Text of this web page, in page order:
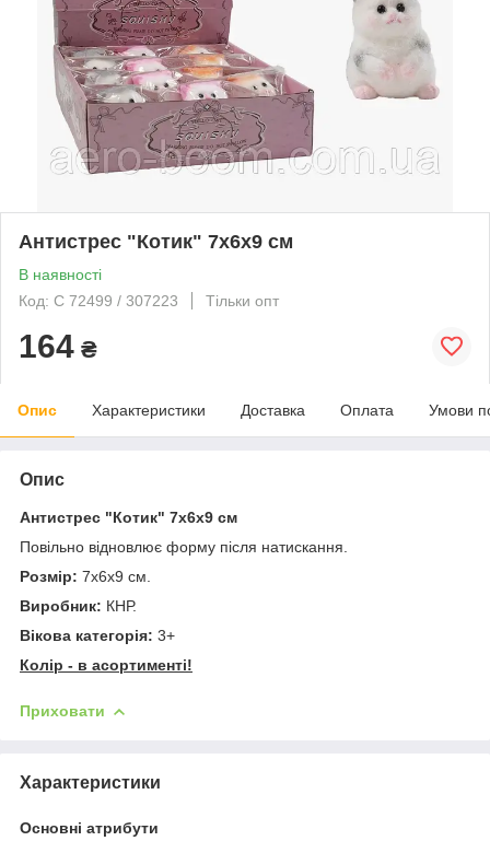
Антистрес "Котик" 7х6х9 см
В наявності
Код: C 72499 / 307223
Тільки опт
164 ₴
Опис Характеристики Доставка Оплата Умови
Опис
Антистрес "Котик" 7х6х9 см
Повільно відновлює форму після натискання.
Розмір: 7х6х9 см.
Виробник: КНР.
Вікова категорія: 3+
Колір - в асортименті!
Приховати
Характеристики
Основні атрибути